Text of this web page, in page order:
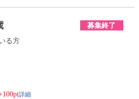
募集終了
る方
詳細